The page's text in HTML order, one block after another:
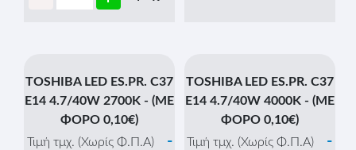
TOSHIBA LED ES.PR. C37
E14 4.7/40W 2700K - (ΜΕ
ΦΟΡΟ 0,10€)
Τιμή τμχ. (Χωρίς Φ.Π.Α)
-
TOSHIBA LED ES.PR. C37
E14 4.7/40W 4000K - (ΜΕ
ΦΟΡΟ 0,10€)
Τιμή τμχ. (Χωρίς Φ.Π.Α)
-